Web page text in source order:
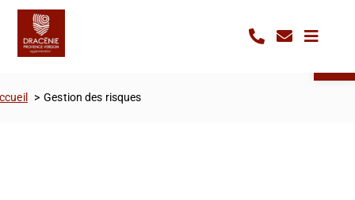
Passer
contenu
Gestion des risques
Panneau de gestion des cookies